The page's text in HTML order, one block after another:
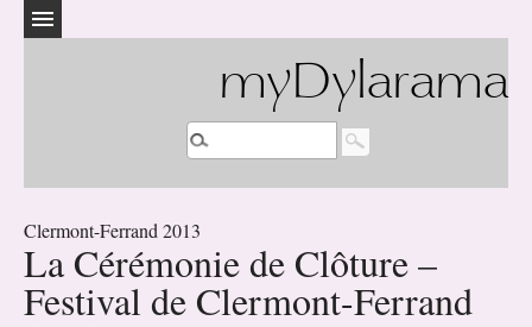
myDylarama
Clermont-Ferrand 2013
La Cérémonie de Clôture –
Festival de Clermont-Ferrand